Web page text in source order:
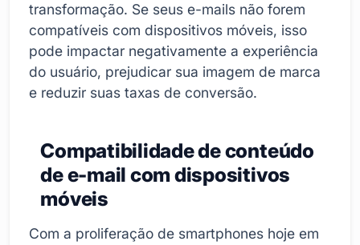
transformação. Se seus e-mails não forem
compatíveis com dispositivos móveis, isso
pode impactar negativamente a experiência
do usuário, prejudicar sua imagem de marca
e reduzir suas taxas de conversão.
Compatibilidade de conteúdo
de e-mail com dispositivos
móveis
Com a proliferação de smartphones hoje em